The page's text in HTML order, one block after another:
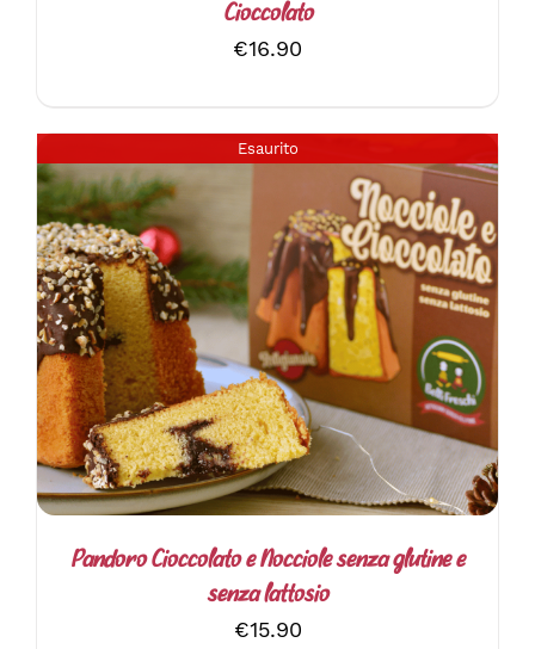
Cioccolato
€16.90
Esaurito
DETTAGLI
Pandoro Cioccolato e Nocciole senza glutine e
senza lattosio
€15.90